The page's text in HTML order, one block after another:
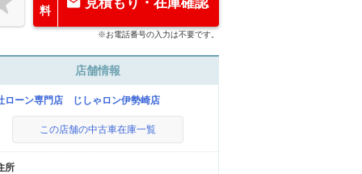
料
※お電話番号の入力は不要です。
店舗情報
ローン専門店 じしゃロン伊勢崎店
この店舗の中古車在庫一覧
所